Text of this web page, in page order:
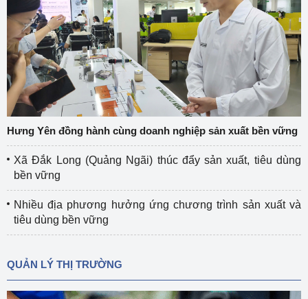
Hưng Yên đồng hành cùng doanh nghiệp sản xuất bền vững
Xã Đắk Long (Quảng Ngãi) thúc đẩy sản xuất, tiêu dùng
bền vững
Nhiều địa phương hưởng ứng chương trình sản xuất và
tiêu dùng bền vững
QUẢN LÝ THỊ TRƯỜNG